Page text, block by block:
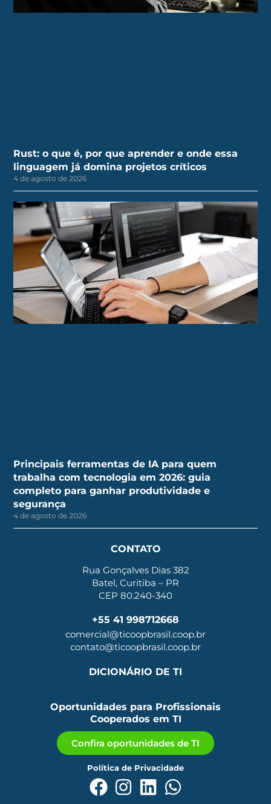
Rust: o que é, por que aprender e onde essa
linguagem já domina projetos críticos
4 de agosto de 2026
Principais ferramentas de IA para quem
trabalha com tecnologia em 2026: guia
completo para ganhar produtividade e
segurança
4 de agosto de 2026
CONTATO
Rua Gonçalves Dias 382
Batel, Curitiba – PR
CEP 80.240-340
+55 41 998712668
comercial@ticoopbrasil.coop.br
contato@ticoopbrasil.coop.br
DICIONÁRIO DE TI
Oportunidades para Profissionais
Cooperados em TI
Confira oportunidades de TI
Política de Privacidade